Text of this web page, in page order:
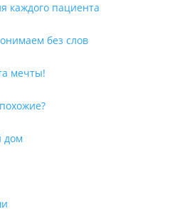
каждого пациента
без слов
мечты!
дом